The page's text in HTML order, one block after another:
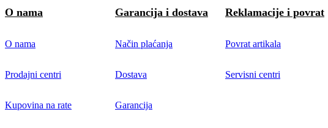
O nama
O nama
Prodajni centri
Kupovina na rate
Garancija i dostava
Način plaćanja
Dostava
Garancija
Reklamacije i povrat
Povrat artikala
Servisni centri